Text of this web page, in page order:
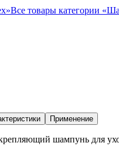
»Все товары категории «
Применение
шампунь для